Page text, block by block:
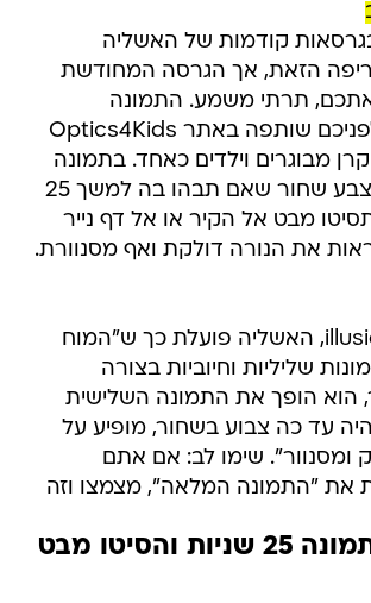
קודמות של האשליה
הזאת, אך הגרסה המחודשת
אתכם, תרתי משמע. התמונה
המתעתעת שלפניכם שותפה באתר Optics4Kids
מבוגרים וילדים כאחד. בתמונה
מופיעה נורה בצבע שחור שאם תבהו בה למשך 25
מבט אל הקיר או אל דף נייר
את הנורה דולקת ואף מסנוורת.
על פי illusions.org, האשליה פועלת כך ש"המוח
שליליות וחיוביות בצורה
הוא הופך את התמונה השלישית
עד כה צבוע בשחור, מופיע על
ומסנוור". שימו לב: אם אתם
את "התמונה המלאה", מצמצו וזה
אז הביטו בתמונה 25 שניות והסיטו מבט